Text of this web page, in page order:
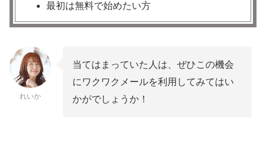
最初は無料で始めたい方
れいか
当てはまっていた人は、ぜひこの機会
にワクワクメールを利用してみてはい
かがでしょうか！